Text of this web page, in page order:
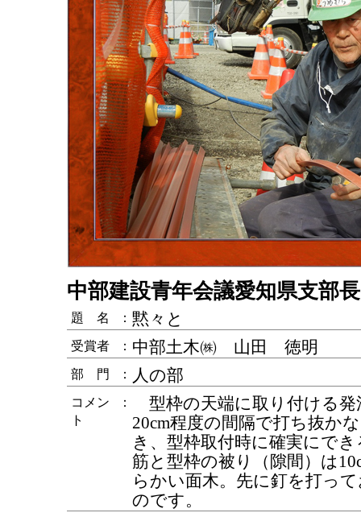
中部建設青年会議愛知県支部
題 名 ： 黙々と
受賞者 ： 中部土木㈱ 山田 徳明
部 門 ： 人の部
コメン
ト
：
型枠の天端に取り付ける発
20cm程度の間隔で打ち抜か
き、型枠取付時に確実にで
筋と型枠の被り（隙間）は
らかい面木。先に釘を打っ
のです。